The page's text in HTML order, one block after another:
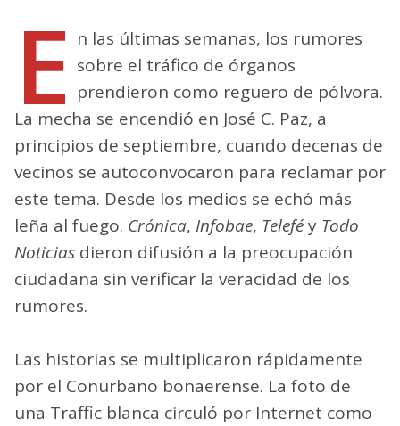
E n las últimas semanas, los rumores
sobre el tráfico de órganos
prendieron como reguero de pólvora.
La mecha se encendió en José C. Paz, a
principios de septiembre, cuando decenas de
vecinos se autoconvocaron para reclamar por
este tema. Desde los medios se echó más
leña al fuego. Crónica, Infobae, Teleféy Todo
Noticias dieron difusión a la preocupación
ciudadana sin verificar la veracidad de los
rumores.
Las historias se multiplicaron rápidamente
por el Conurbano bonaerense. La foto de
una Traffic blanca circuló por Internet como